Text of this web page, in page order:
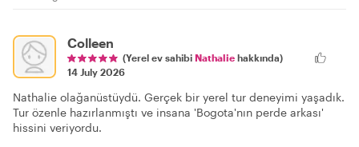
Colleen
(Yerel ev sahibi Nathalie hakkında)
14 July 2026
Nathalie olağanüstüydü. Gerçek bir yerel tur deneyimi yaşadık.
Tur özenle hazırlanmıştı ve insana 'Bogota'nın perde arkası'
hissini veriyordu.